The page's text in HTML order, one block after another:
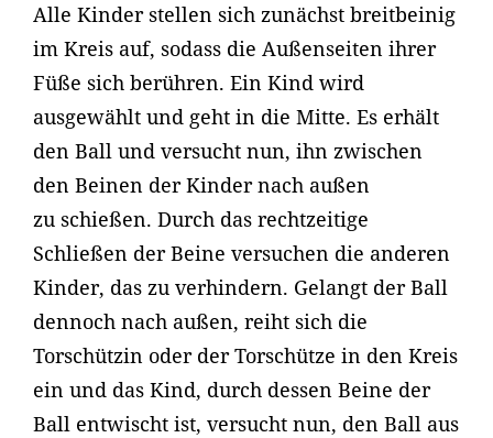
Alle Kinder stellen sich zunächst breitbeinig
im Kreis auf, sodass die Außenseiten ihrer
Füße sich berühren. Ein Kind wird
ausgewählt und geht in die Mitte. Es erhält
den Ball und versucht nun, ihn zwischen
den Beinen der Kinder nach außen
zu schießen. Durch das rechtzeitige
Schließen der Beine versuchen die anderen
Kinder, das zu verhindern. Gelangt der Ball
dennoch nach außen, reiht sich die
Torschützin oder der Torschütze in den Kreis
ein und das Kind, durch dessen Beine der
Ball entwischt ist, versucht nun, den Ball aus